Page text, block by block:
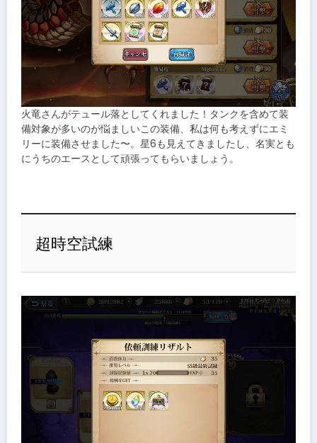
火竜さんがテュール落としてくれました！タンクを含めて装
備対象が多いのが悩ましいこの装備、私は何も考えずにエミ
リーに装備させました〜。星6も見えてきましたし、名実とも
にうちのエースとして頑張ってもらいましょう。
超時空試練